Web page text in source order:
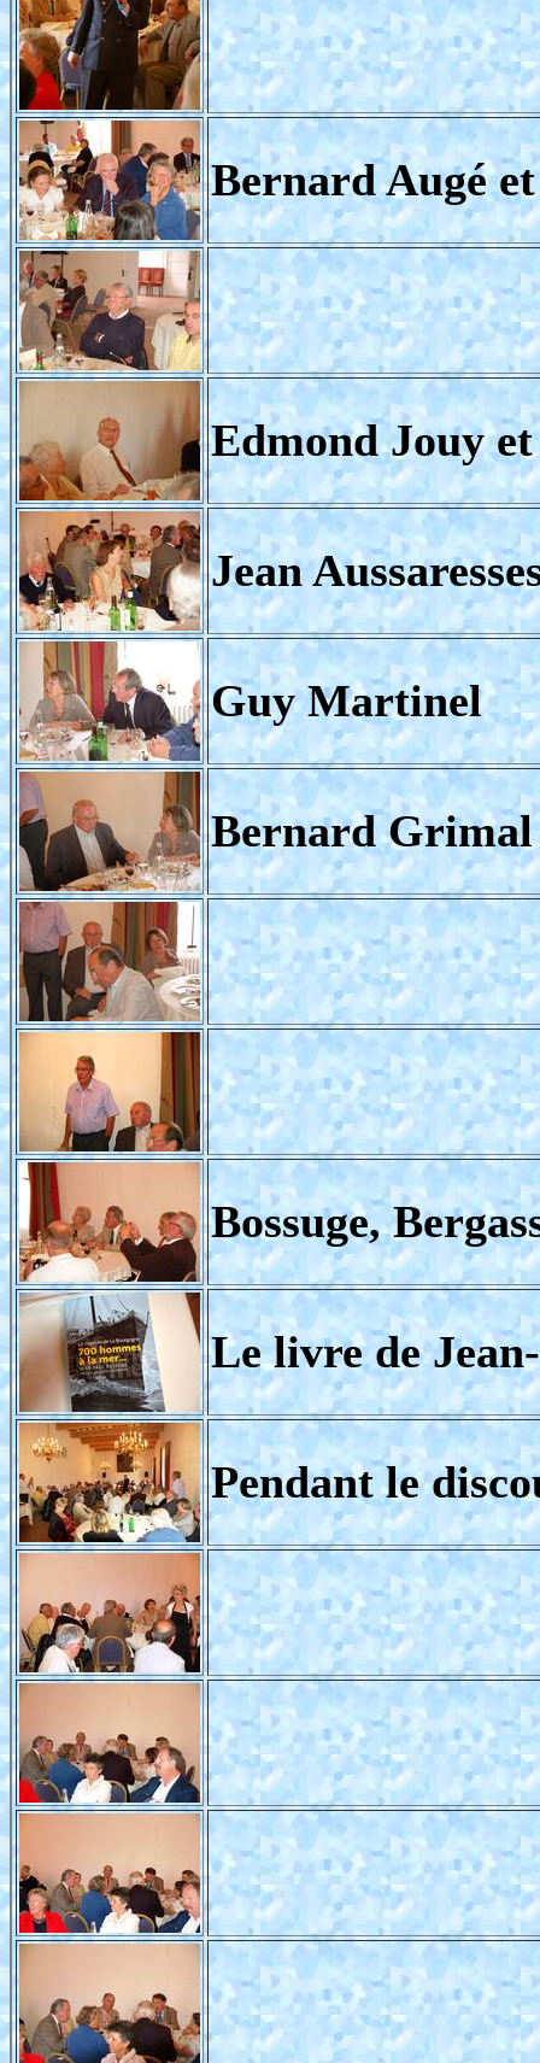
Bernard Augé
Edmond Jouy
Jean
Guy Martinel
Bernard
Bossuge,
Le livre de
Pendant le